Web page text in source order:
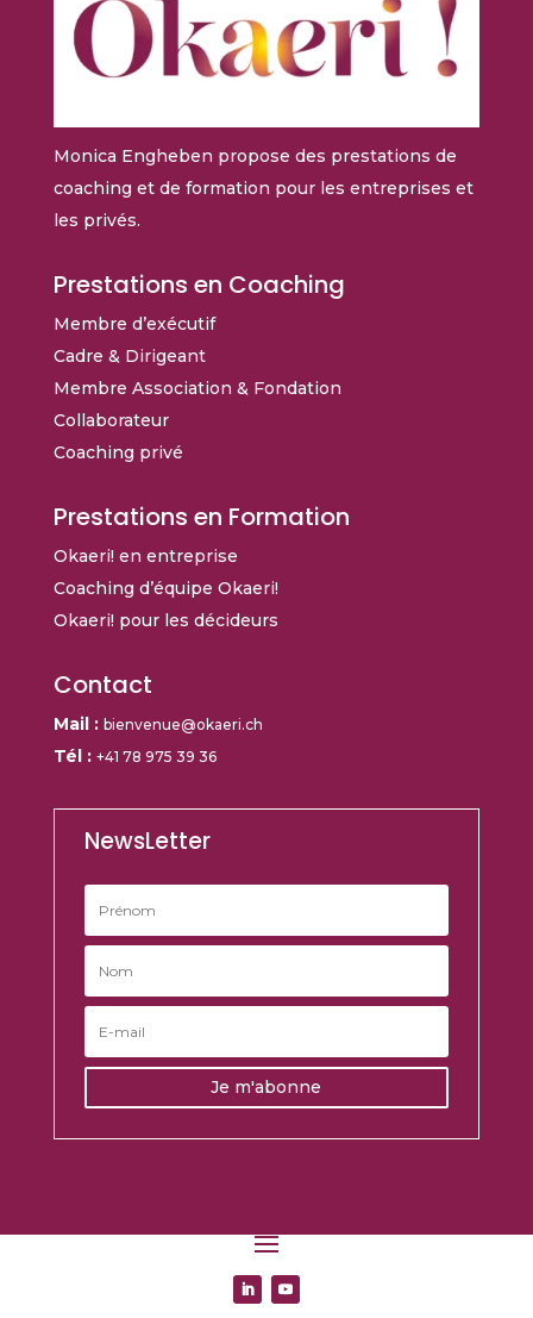
Monica Engheben propose des prestations de
coaching et de formation pour les entreprises et
les privés.
Prestations en Coaching
Membre d’exécutif
Cadre & Dirigeant
Membre Association & Fondation
Collaborateur
Coaching privé
Prestations en Formation
Okaeri! en entreprise
Coaching d’équipe Okaeri!
Okaeri! pour les décideurs
Contact
Mail : bienvenue@okaeri.ch
Tél : +41 78 975 39 36
NewsLetter
Je m'abonne